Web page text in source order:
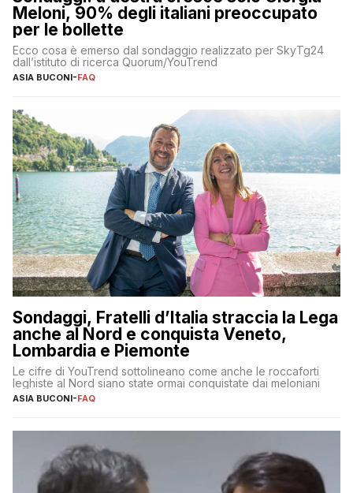
Meloni, 90% degli italiani preoccupato
per le bollette
Ecco cosa è emerso dal sondaggio realizzato per SkyTg24
dall’istituto di ricerca Quorum/YouTrend
ASIA BUCONI-FAQ
Sondaggi, Fratelli d’Italia straccia la Lega
anche al Nord e conquista Veneto,
Lombardia e Piemonte
Le cifre di YouTrend sottolineano come anche le roccaforti
leghiste al Nord siano state ormai conquistate dai meloniani
ASIA BUCONI-FAQ